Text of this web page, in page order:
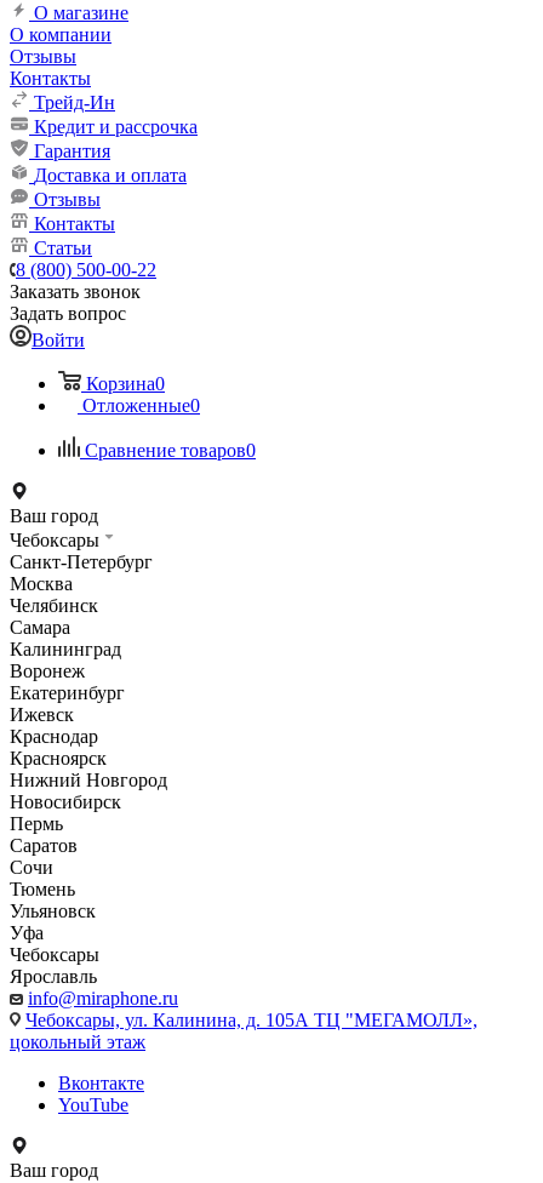
О магазине
О компании
Отзывы
Контакты
Трейд-Ин
Кредит и рассрочка
Гарантия
Доставка и оплата
Отзывы
Контакты
Статьи
8 (800) 500-00-22
Заказать звонок
Задать вопрос
Войти
Корзина0
Отложенные0
Сравнение товаров0
Ваш город
Чебоксары
Санкт-Петербург
Москва
Челябинск
Самара
Калининград
Воронеж
Екатеринбург
Ижевск
Краснодар
Красноярск
Нижний Новгород
Новосибирск
Пермь
Саратов
Сочи
Тюмень
Ульяновск
Уфа
Чебоксары
Ярославль
info@miraphone.ru
Чебоксары, ул. Калинина, д. 105А ТЦ "МЕГАМОЛЛ»,
цокольный этаж
Вконтакте
YouTube
Ваш город